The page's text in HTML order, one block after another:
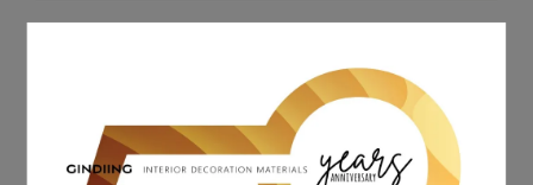
Manor 古堡莊園系列 (金鼎開架商品 可
預設排序 共 4 件商品